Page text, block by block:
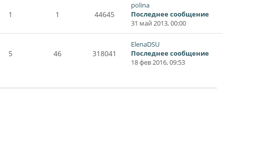
1 1 44645
polina
Последнее сообщение
31 май 2013, 00:00
5 46 318041
ElenaDSU
Последнее сообщение
18 фев 2016, 09:53